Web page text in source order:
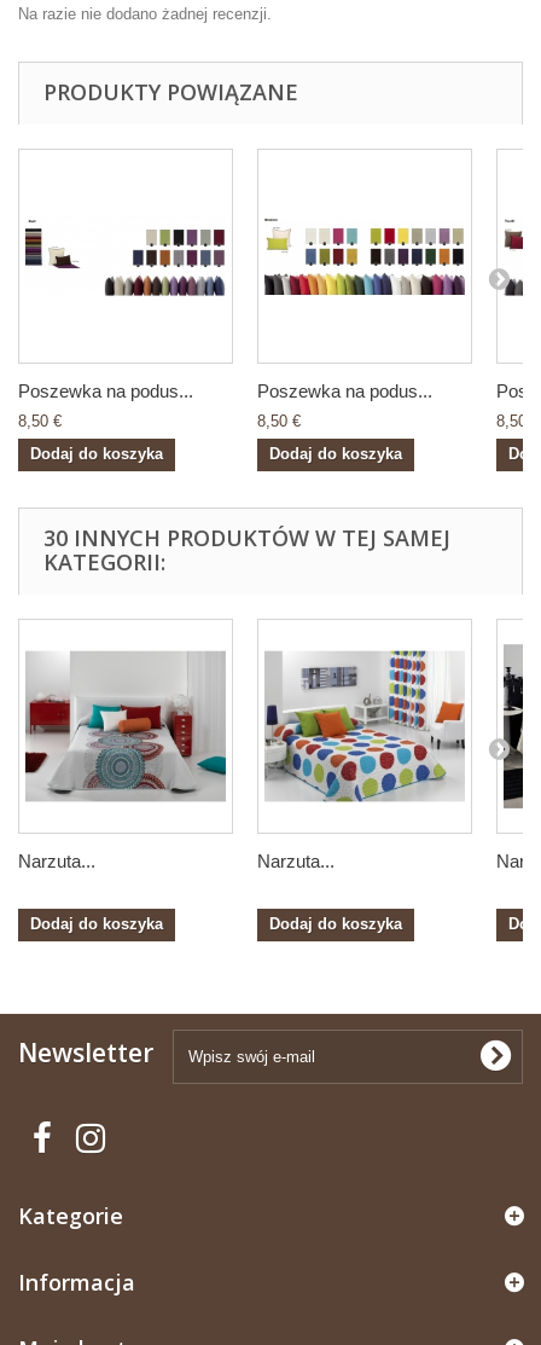
Na razie nie dodano żadnej recenzji.
PRODUKTY POWIĄZANE
Poszewka na podus...
8,50 €
Dodaj do koszyka
Poszewka na podus...
8,50 €
Dodaj do koszyka
8,50 €
30 INNYCH PRODUKTÓW W TEJ SAMEJ
KATEGORII:
Narzuta...
Dodaj do koszyka
Narzuta...
Dodaj do koszyka
Newsletter
Kategorie
Informacja